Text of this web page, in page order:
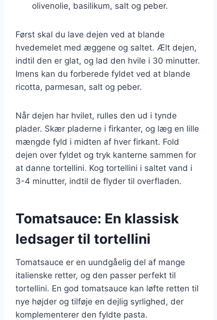
olivenolie, basilikum, salt og peber.
Først skal du lave dejen ved at blande
hvedemelet med æggene og saltet. Ælt dejen,
indtil den er glat, og lad den hvile i 30 minutter.
Imens kan du forberede fyldet ved at blande
ricotta, parmesan, salt og peber.
Når dejen har hvilet, rulles den ud i tynde
plader. Skær pladerne i firkanter, og læg en lille
mængde fyld i midten af hver firkant. Fold
dejen over fyldet og tryk kanterne sammen for
at danne tortellini. Kog tortellini i saltet vand i
3-4 minutter, indtil de flyder til overfladen.
Tomatsauce: En klassisk
ledsager til tortellini
Tomatsauce er en uundgåelig del af mange
italienske retter, og den passer perfekt til
tortellini. En god tomatsauce kan løfte retten til
nye højder og tilføje en dejlig syrlighed, der
komplementerer den fyldte pasta.